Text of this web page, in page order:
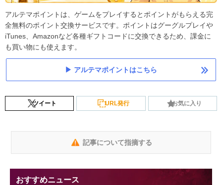
アルテマポイントは、ゲームをプレイするとポイントがもらえる完
全無料のポイント交換サービスです。ポイントはグーグルプレイや
iTunes、Amazonなど各種ギフトコードに交換できるため、課金に
も買い物にも使えます。
アルテマポイントはこちら
ツイート URL発行 お気に入り
記事について指摘する
おすすめニュース